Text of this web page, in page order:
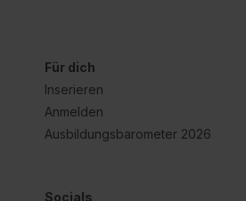
Für dich
Inserieren
Anmelden
Ausbildungsbarometer 2026
Socials